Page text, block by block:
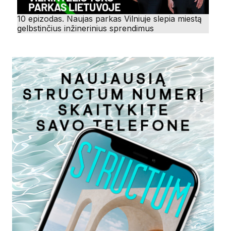
10 epizodas. Naujas parkas Vilniuje slepia miestą
gelbstinčius inžinerinius sprendimus